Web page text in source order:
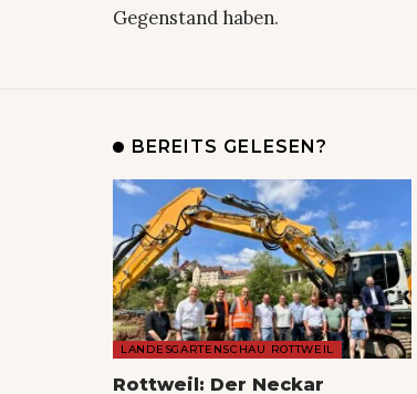
Gegenstand haben.
BEREITS GELESEN?
LANDESGARTENSCHAU ROTTWEIL
Rottweil: Der Neckar